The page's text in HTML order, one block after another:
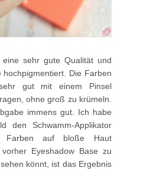
eine sehr gute Qualität und
Die Farben
gut mit einem Pinsel
ohne groß zu krümeln.
immens gut. Ich habe
den Schwamm-Applikator
Farben auf bloße Haut
Eyeshadow Base zu
könnt, ist das Ergebnis